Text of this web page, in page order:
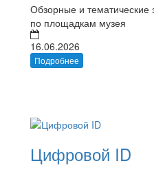
Обзорные и тематические
по площадкам музея
16.06.2026
Подробнее
Цифровой ID